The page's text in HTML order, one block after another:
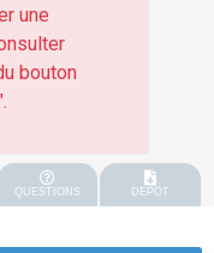
une
bouton
QUESTIONS DEPOT